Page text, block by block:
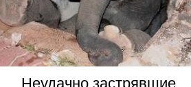
Неудачно застрявшие